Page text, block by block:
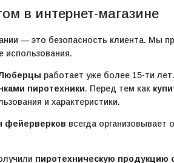
в интернет-магазине
— это безопасность клиента. Мы
использования.
Люберцы работает уже более 15-ти лет.
пиротехники. Перед тем как
и характеристики.
фейерверков всегда
пиротехническую продукцию